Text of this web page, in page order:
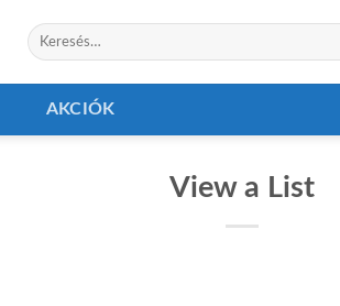
Keresés
a
AKCIÓK
View a List